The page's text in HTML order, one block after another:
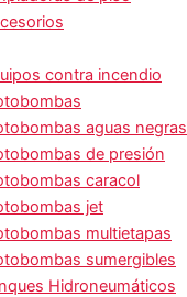
contra incendio
aguas negras
de presión
caracol
jet
multietapas
sumergibles
Hidroneumáticos